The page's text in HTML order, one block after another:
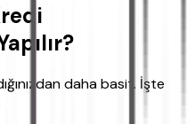
daha basit. İşte